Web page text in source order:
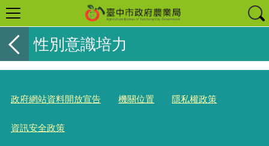
性別意識培力
政府網站資料開放宣告 機關位置 隱私權政策
資訊安全政策